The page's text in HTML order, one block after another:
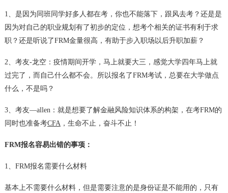
1、是因为同班同学好多人都在考，你也不能落下，跟风去考？还是是
因为对自己的职业规划有了初步的定位，想考个相关的证书有利于求
职？还是听说了FRM金量很高，有助于步入职场以后升职加薪？
2、考友-龙空：疫情期间开学，马上就要大三，感觉大学四年马上就
过完了，而自己什么都不会。所以报名了FRM考试，总要在大学做点
什么，不是吗？
3、考友—allen：就是想要了解金融风险知识体系的构架，在考FRM的
同时也准备考CFA，生命不止，奋斗不止！
FRM报名容易出错的事项：
1、 FRM报名 需要什么材料
基本上不需要什么材料，但是需要注意的是身份证是不能用的，只有